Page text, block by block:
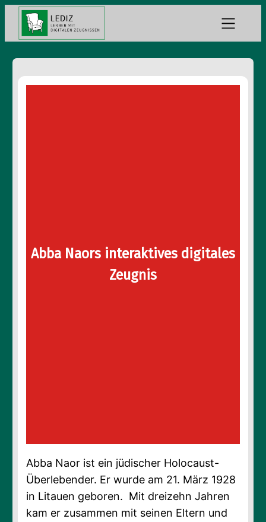
Abba Naors interaktives digitales
Zeugnis
Abba Naor ist ein jüdischer Holocaust-
Überlebender. Er wurde am 21. März 1928
in Litauen geboren. Mit dreizehn Jahren
kam er zusammen mit seinen Eltern und